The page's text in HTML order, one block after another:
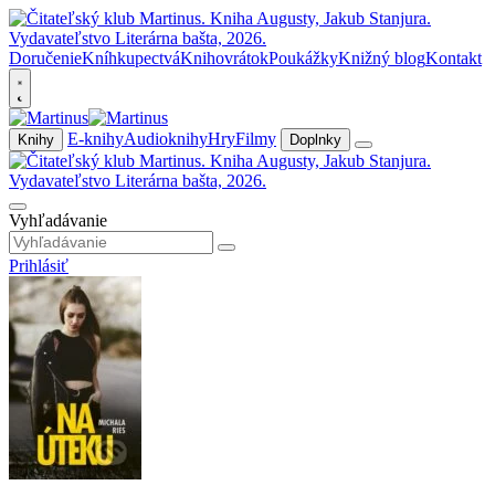
DoručenieKníhkupectváKnihovrátokPoukážkyKnižný blogKontakt
Knihy E-knihyAudioknihyHryFilmy Doplnky
Vyhľadávanie
Prihlásiť